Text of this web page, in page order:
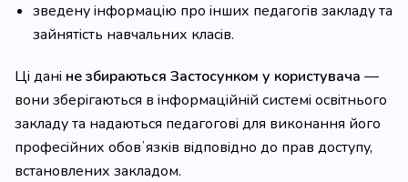
зведену інформацію про інших педагогів закладу та
зайнятість навчальних класів.
Ці дані не збираються Застосунком у користувача —
вони зберігаються в інформаційній системі освітнього
закладу та надаються педагогові для виконання його
професійних обовʼязків відповідно до прав доступу,
встановлених закладом.